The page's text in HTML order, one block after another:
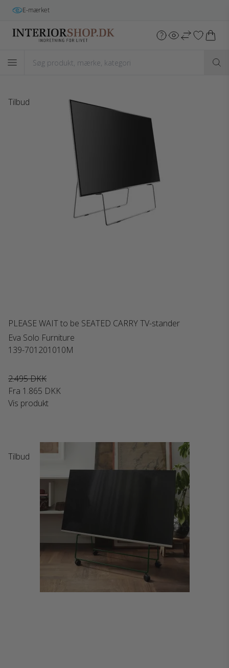
Gratis fragt
Tilbud
PLEASE WAIT to be SEATED CARRY TV-stander
Eva Solo Furniture
139-701201010M
2.495 DKK
Fra 1.865 DKK
Vis produkt
Tilbud